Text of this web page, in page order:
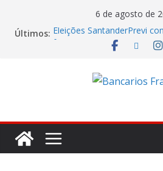
6 de agosto de
Últimos: Eleições SantanderPrevi
Itaú lucrou R$ 12,4 bilhões
valorização e ganho real